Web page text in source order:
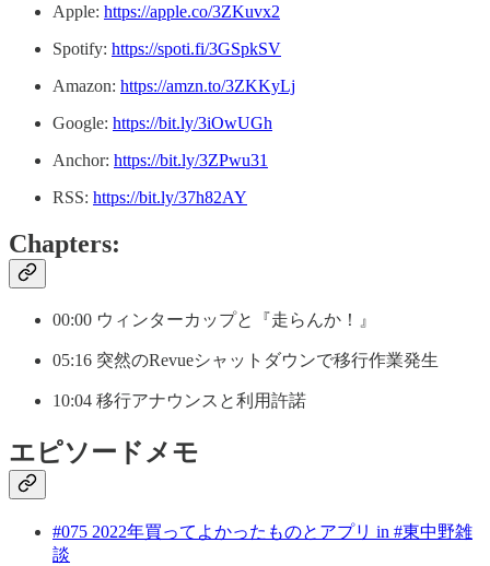
Apple: https://apple.co/3ZKuvx2
Spotify: https://spoti.fi/3GSpkSV
Amazon: https://amzn.to/3ZKKyLj
Google: https://bit.ly/3iOwUGh
Anchor: https://bit.ly/3ZPwu31
RSS: https://bit.ly/37h82AY
Chapters:
00:00 ウィンターカップと『走らんか！』
05:16 突然のRevueシャットダウンで移行作業発生
10:04 移行アナウンスと利用許諾
エピソードメモ
#075 2022年買ってよかったものとアプリ in #東中野雑
談